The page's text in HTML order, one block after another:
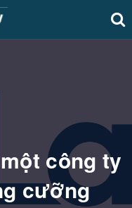
công ty
cưỡng